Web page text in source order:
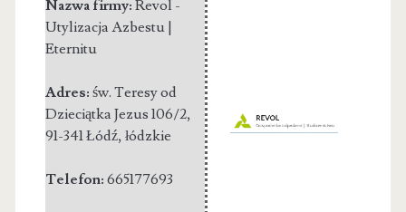
Nazwa firmy: Revol -
Utylizacja Azbestu |
Eternitu
Adres: św. Teresy od
Dzieciątka Jezus 106/2,
91-341 Łódź, łódzkie
Telefon: 665177693